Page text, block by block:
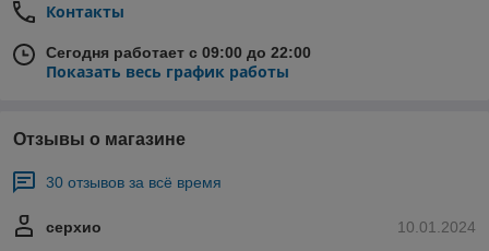
Контакты
Сегодня работает с 09:00 до 22:00
Показать весь график работы
Отзывы о магазине
30 отзывов за всё время
10.01.2024
серхио